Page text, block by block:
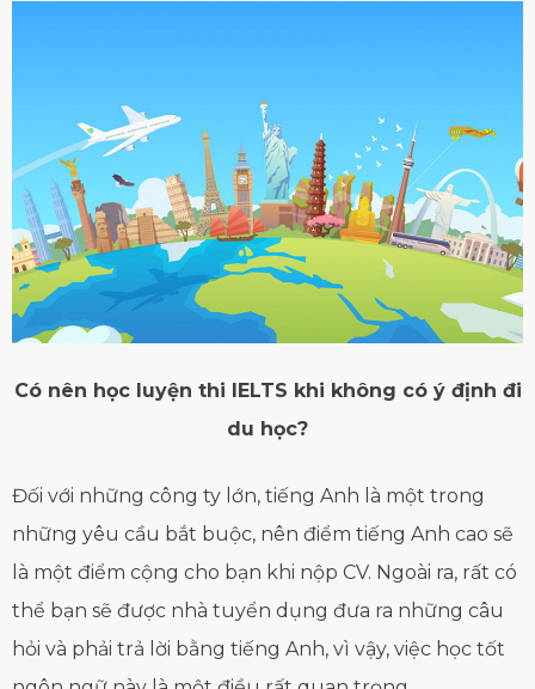
Có nên học luyện thi IELTS khi không có ý định đi
du học?
Đối với những công ty lớn, tiếng Anh là một trong
những yêu cầu bắt buộc, nên điểm tiếng Anh cao sẽ
là một điểm cộng cho bạn khi nộp CV. Ngoài ra, rất có
thể bạn sẽ được nhà tuyển dụng đưa ra những câu
hỏi và phải trả lời bằng tiếng Anh, vì vậy, việc học tốt